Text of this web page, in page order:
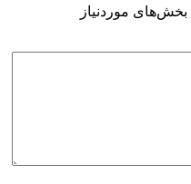
بخش‌های موردنیاز